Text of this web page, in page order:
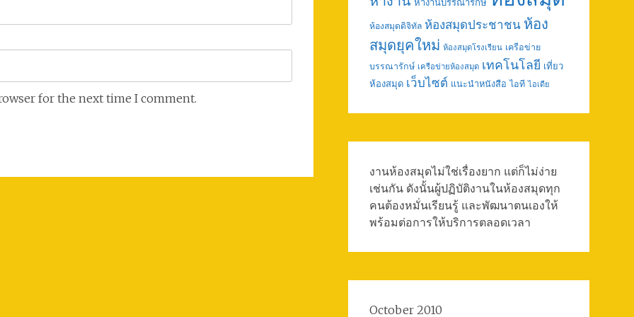
for the next time I comment.
หางานบรรณารักษ์
ห้องสมุดดิจิทัล ห้องสมุดประชาชน ห้อง
สมุดยุคใหม่ ห้องสมุดโรงเรียน เครือข่าย
บรรณารักษ์ เครือข่ายห้องสมุด เทคโนโลยี เที่ยว
ห้องสมุด เว็บไซต์ แนะนำหนังสือ ไอที ไอเดีย
งานห้องสมุดไม่ใช่เรื่องยาก แต่ก็ไม่ง่าย
เช่นกัน ดังนั้นผู้ปฏิบัติงานในห้องสมุดทุก
คนต้องหมั่นเรียนรู้ และพัฒนาตนเองให้
พร้อมต่อการให้บริการตลอดเวลา
October 2010